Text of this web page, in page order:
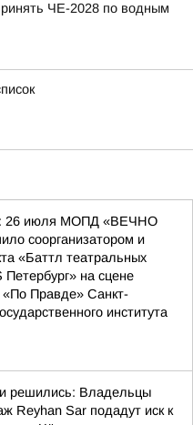
ЧЕ-2028 по водным
26 июля МОПД «ВЕЧНО
соорганизатором и
«Баттл театральных
на сцене
«По Правде» Санкт-
института
решились: Владельцы
Reyhan Sar подадут иск к